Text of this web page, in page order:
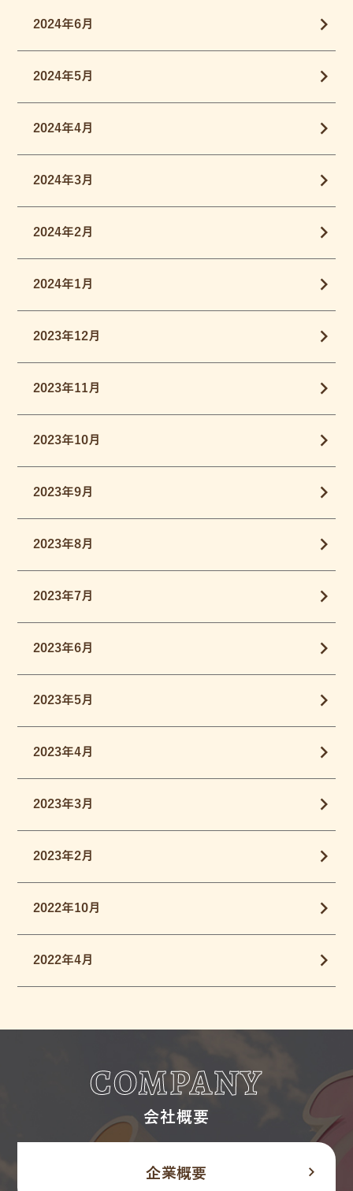
2024年6月
2024年5月
2024年4月
2024年3月
2024年2月
2024年1月
2023年12月
2023年11月
2023年10月
2023年9月
2023年8月
2023年7月
2023年6月
2023年5月
2023年4月
2023年3月
2023年2月
2022年10月
2022年4月
COMPANY
会社概要
企業概要 navigate_next